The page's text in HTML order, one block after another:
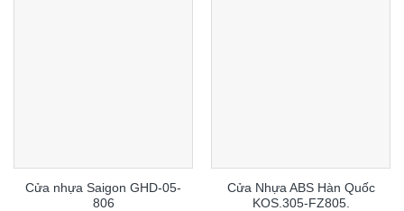
Cửa nhựa Saigon GHD-05-
806
Cửa Nhựa ABS Hàn Quốc
KOS.305-FZ805.